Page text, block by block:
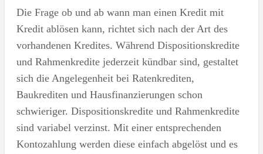
Die Frage ob und ab wann man einen Kredit mit
Kredit ablösen kann, richtet sich nach der Art des
vorhandenen Kredites. Während Dispositionskredite
und Rahmenkredite jederzeit kündbar sind, gestaltet
sich die Angelegenheit bei Ratenkrediten,
Baukrediten und Hausfinanzierungen schon
schwieriger. Dispositionskredite und Rahmenkredite
sind variabel verzinst. Mit einer entsprechenden
Kontozahlung werden diese einfach abgelöst und es